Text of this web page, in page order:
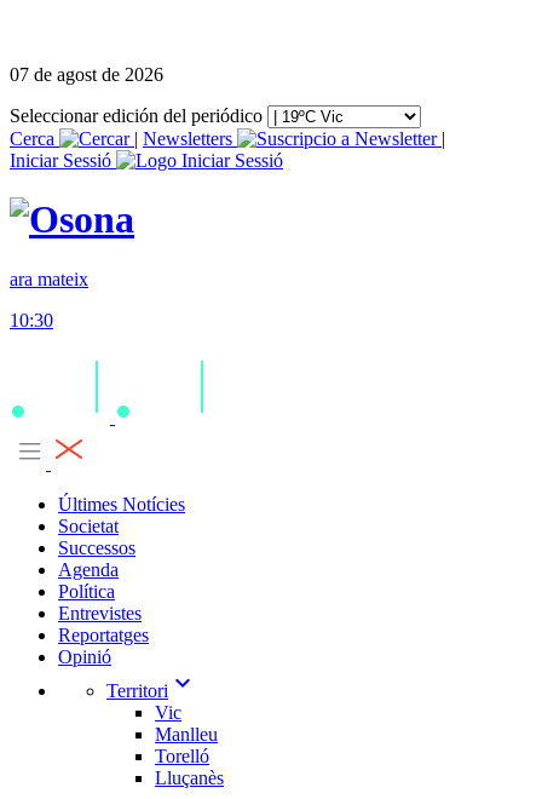
07 de agost de 2026
Seleccionar edición del periódico
Cerca
| Newsletters
|
Iniciar Sessió
ara mateix
10:30
Últimes Notícies
Societat
Successos
Agenda
Política
Entrevistes
Reportatges
Opinió
Territori expand_more
Vic
Manlleu
Torelló
Lluçanès